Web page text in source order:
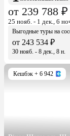
от 239 788 ₽
25 нояб. - 1 дек., 6
Выгодные туры на
от 243 534 ₽
30 нояб. - 8 дек., 8 н.
Кешбэк + 6 942